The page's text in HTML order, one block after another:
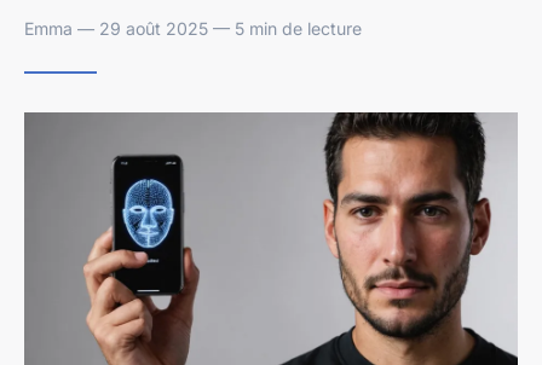
Emma — 29 août 2025 — 5 min de lecture